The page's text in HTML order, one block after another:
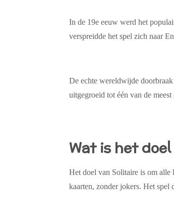
In de 19e eeuw werd het
verspreidde het spel zich naar
De echte wereldwijde
uitgegroeid tot één van de
Wat is het
Het doel van Solitaire is om alle
kaarten, zonder jokers. Het spel